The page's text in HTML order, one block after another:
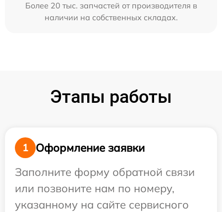
Более 20 тыс. запчастей от производителя в
наличии на собственных складах.
Этапы работы
1
Оформление заявки
Заполните форму обратной связи
или позвоните нам по номеру,
указанному на сайте сервисного